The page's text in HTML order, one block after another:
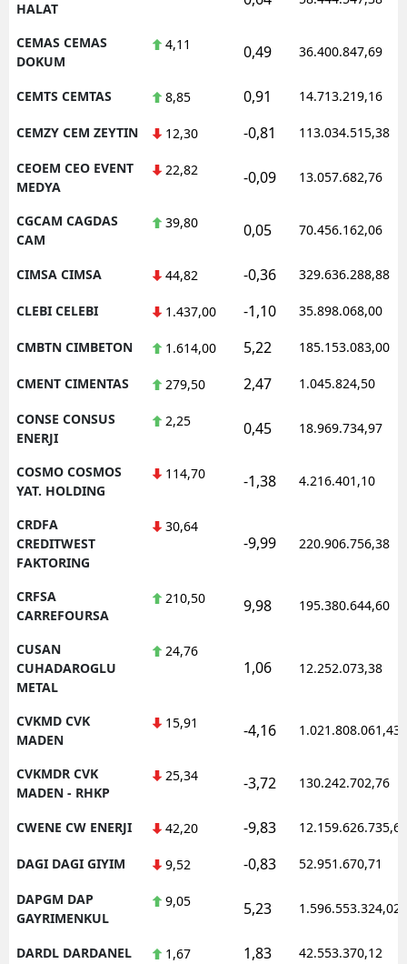
HALAT
CEMAS CEMAS
DOKUM
4,11 0,49 36.400.847,69
CEMTS CEMTAS 8,85 0,91 14.713.219,16
CEMZY CEM ZEYTIN 12,30 -0,81 113.034.515,38
CEOEM CEO EVENT
MEDYA
22,82 -0,09 13.057.682,76
CGCAM CAGDAS
CAM
39,80 0,05 70.456.162,06
CIMSA CIMSA 44,82 -0,36 329.636.288,88
CLEBI CELEBI 1.437,00 -1,10 35.898.068,00
CMBTN CIMBETON 1.614,00 5,22 185.153.083,00
CMENT CIMENTAS 279,50 2,47 1.045.824,50
CONSE CONSUS
ENERJI
2,25 0,45 18.969.734,97
COSMO COSMOS
YAT. HOLDING
114,70 -1,38 4.216.401,10
CRDFA
CREDITWEST
FAKTORING
30,64
-9,99 220.906.756,38
CRFSA
CARREFOURSA
210,50 9,98 195.380.644,60
CUSAN
CUHADAROGLU
METAL
24,76
1,06 12.252.073,38
CVKMD CVK
MADEN
15,91 -4,16 1.021.808.061,43
CVKMDR CVK
MADEN - RHKP
25,34 -3,72 130.242.702,76
CWENE CW ENERJI 42,20 -9,83 12.159.626.735,62
DAGI DAGI GIYIM 9,52 -0,83 52.951.670,71
DAPGM DAP
GAYRIMENKUL
9,05 5,23 1.596.553.324,02
DARDL DARDANEL 1,67 1,83 42.553.370,12